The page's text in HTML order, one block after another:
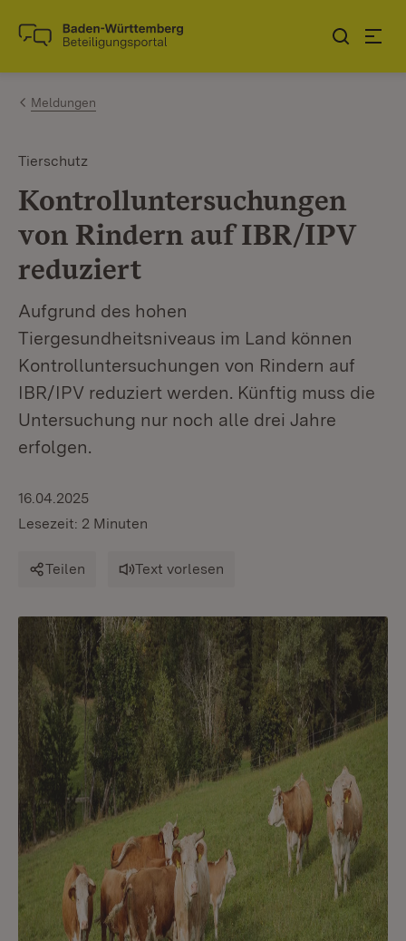
Zum Inhalt springen
Link zur Startseite
Meldungen
Tierschutz
Kontrolluntersuchungen
von Rindern auf IBR/IPV
reduziert
Aufgrund des hohen
Tiergesundheitsniveaus im Land können
Kontrolluntersuchungen von Rindern auf
IBR/IPV reduziert werden. Künftig muss die
Untersuchung nur noch alle drei Jahre
erfolgen.
16.04.2025
Lesezeit: 2 Minuten
Teilen Text vorlesen